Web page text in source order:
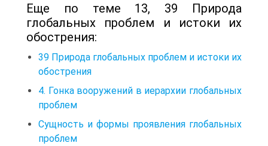
Еще по теме 13, 39 Природа
глобальных проблем и истоки их
обострения:
39 Природа глобальных проблем и истоки их
обострения
4. Гонка вооружений в иерархии глобальных
проблем
Сущность и формы проявления глобальных
проблем